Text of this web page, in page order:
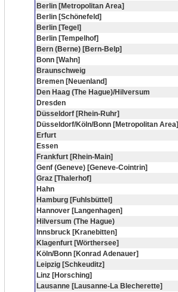
Berlin [Metropolitan Area]
Berlin [Schönefeld]
Berlin [Tegel]
Berlin [Tempelhof]
Bern (Berne) [Bern-Belp]
Bonn [Wahn]
Braunschweig
Bremen [Neuenland]
Den Haag (The Hague)/Hilversum
Dresden
Düsseldorf [Rhein-Ruhr]
Düsseldorf/Köln/Bonn [Metropolitan Area]
Erfurt
Essen
Frankfurt [Rhein-Main]
Genf (Geneve) [Geneve-Cointrin]
Graz [Thalerhof]
Hahn
Hamburg [Fuhlsbüttel]
Hannover [Langenhagen]
Hilversum (The Hague)
Innsbruck [Kranebitten]
Klagenfurt [Wörthersee]
Köln/Bonn [Konrad Adenauer]
Leipzig [Schkeuditz]
Linz [Horsching]
Lausanne [Lausanne-La Blecherette]